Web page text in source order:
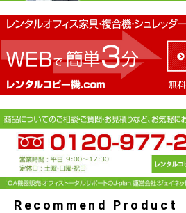
Recommend Product